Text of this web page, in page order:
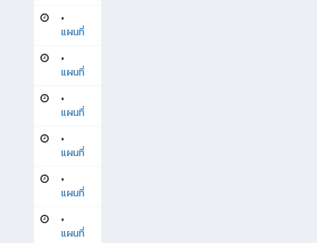
•
แผนที่
•
แผนที่
•
แผนที่
•
แผนที่
•
แผนที่
•
แผนที่